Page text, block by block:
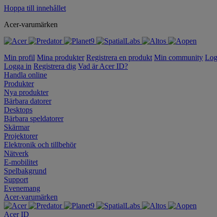
Hoppa till innehållet
Acer-varumärken
Min profil Mina produkter Registrera en produkt Min community
Logga in Registrera dig Vad är Acer ID?
Handla online
Produkter
Nya produkter
Bärbara datorer
Desktops
Bärbara speldatorer
Skärmar
Projektorer
Elektronik och tillbehör
Nätverk
E-mobilitet
Spelbakgrund
Support
Evenemang
Acer-varumärken
Acer ID